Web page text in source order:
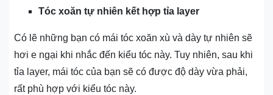
Tóc xoăn tự nhiên kết hợp tỉa layer
Có lẽ những bạn có mái tóc xoăn xù và dày tự nhiên sẽ
hơi e ngại khi nhắc đến kiểu tóc này. Tuy nhiên, sau khi
tỉa layer, mái tóc của bạn sẽ có được độ dày vừa phải,
rất phù hợp với kiểu tóc này.